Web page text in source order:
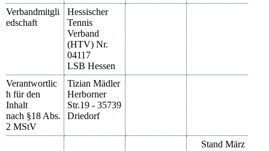
Verbandmitgli
edschaft
Hessischer
Tennis
Verband
(HTV) Nr.
04117
LSB Hessen
Verantwortlic
h für den
Inhalt
nach §18 Abs.
2 MStV
Tizian Mädler
Herborner
Str.19 - 35739
Driedorf
Stand März